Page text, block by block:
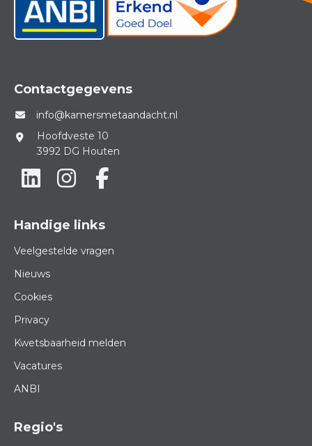
Regio's
Handige links
Veelgestelde vragen
Nieuws
Cookies
Privacy
Kwetsbaarheid melden
Vacatures
ANBI
Contactgegevens
info@kamersmetaandacht.nl
Hoofdveste 10
3992 DG Houten